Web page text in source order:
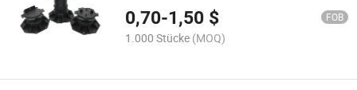
0,70-1,50 $ FOB
1.000 Stücke (MOQ)